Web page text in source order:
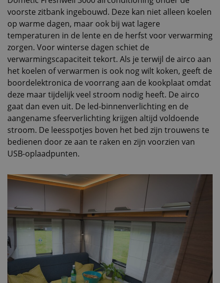
voorste zitbank ingebouwd. Deze kan niet alleen koelen
op warme dagen, maar ook bij wat lagere
temperaturen in de lente en de herfst voor verwarming
zorgen. Voor winterse dagen schiet de
verwarmingscapaciteit tekort. Als je terwijl de airco aan
het koelen of verwarmen is ook nog wilt koken, geeft de
boordelektronica de voorrang aan de kookplaat omdat
deze maar tijdelijk veel stroom nodig heeft. De airco
gaat dan even uit. De led-binnenverlichting en de
aangename sfeerverlichting krijgen altijd voldoende
stroom. De leesspotjes boven het bed zijn trouwens te
bedienen door ze aan te raken en zijn voorzien van
USB-oplaadpunten.